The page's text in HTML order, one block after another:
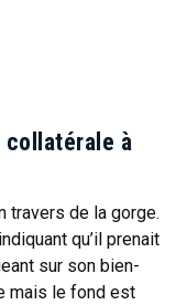
à
travers de la gorge.
qu’il prenait
sur son bien-
mais le fond est